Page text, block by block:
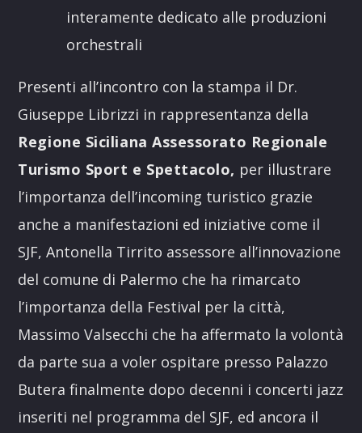
interamente dedicato alle produzioni
orchestrali
Presenti all’incontro con la stampa il Dr.
Giuseppe Librizzi in rappresentanza della
Regione Siciliana Assessorato Regionale
Turismo Sport e Spettacolo, per illustrare
l’importanza dell’incoming turistico grazie
anche a manifestazioni ed iniziative come il
SJF, Antonella Tirrito assessore all’innovazione
del comune di Palermo che ha rimarcato
l’importanza della Festival per la città,
Massimo Valsecchi che ha affermato la volontà
da parte sua a voler ospitare presso Palazzo
Butera finalmente dopo decenni i concerti jazz
inseriti nel programma del SJF, ed ancora il